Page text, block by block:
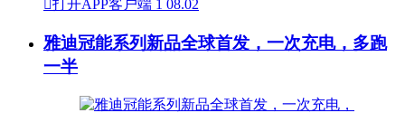
打开APP客户端 1 08.02
雅迪冠能系列新品全球首发，一次充电，多跑
一半